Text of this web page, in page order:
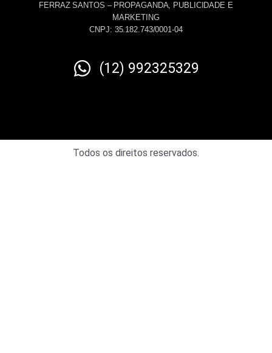
FERRAZ SANTOS – PROPAGANDA, PUBLICIDADE E
MARKETING
CNPJ: 35.182.743/0001-04
(12) 992325329
Todos os direitos reservados.